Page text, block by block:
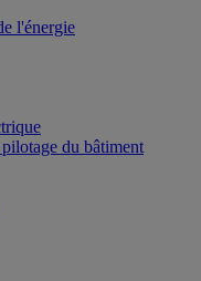
l'énergie
du bâtiment